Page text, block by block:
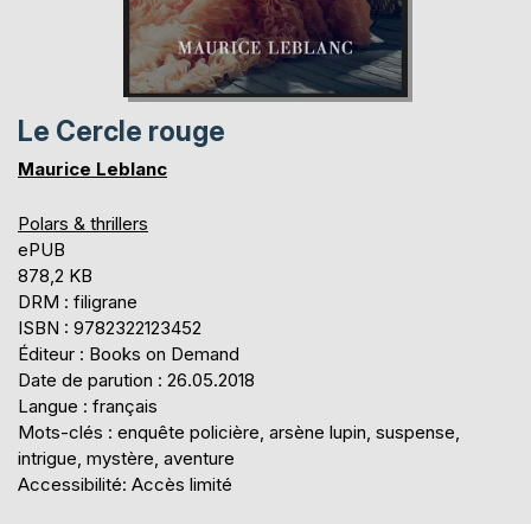
Le Cercle rouge
Maurice Leblanc
Polars & thrillers
ePUB
878,2 KB
DRM : filigrane
ISBN : 9782322123452
Éditeur : Books on Demand
Date de parution : 26.05.2018
Langue : français
Mots-clés : enquête policière, arsène lupin, suspense,
intrigue, mystère, aventure
Accessibilité: Accès limité